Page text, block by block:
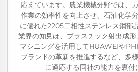
応えています。農業機械分野では、
作業の効率性を向上させ、石油化学
に優れた2205二相性ステンレス鋼部
業界の知見は、プラスチック射出成
マシニングを活用してHUAWEIや
ブランドの革新を推進するなど、多
に適応する同社の能力を裏付